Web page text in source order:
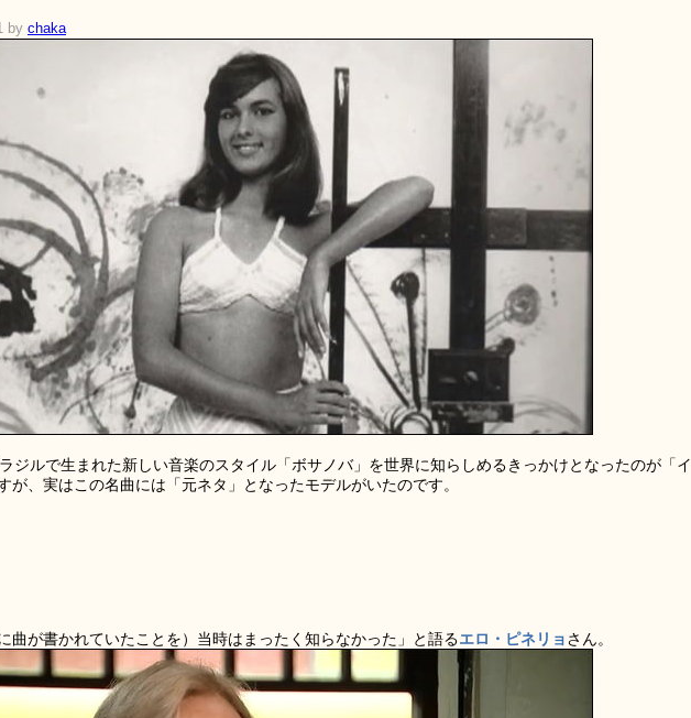
by chaka
ジルで生まれた新しい音楽のスタイル「ボサノバ」を世界に知らしめるきっかけとなったのが「イ
が、実はこの名曲には「元ネタ」となったモデルがいたのです。
曲が書かれていたことを）当時はまったく知らなかった」と語るエロ・ピネリョさん。